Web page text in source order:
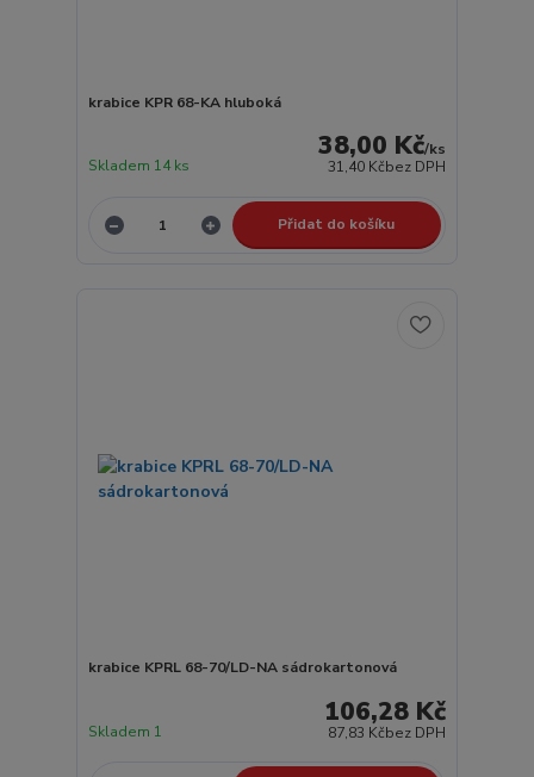
krabice KPR 68-KA hluboká
38,00 Kč/ks
31,40 Kčbez DPH
Skladem 14 ks
Přidat do košíku
krabice KPRL 68-70/LD-NA sádrokartonová
106,28 Kč
87,83 Kčbez DPH
Skladem 1